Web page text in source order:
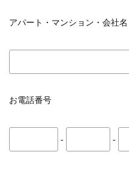
アパート・マンション・会社名
お電話番号
- -